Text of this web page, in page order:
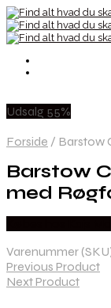
Udsalg 55%
Forside / Barstow
Barstow
med
Varenummer
Previous Product
Next Product